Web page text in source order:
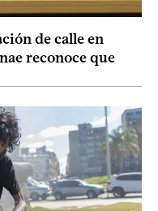
de calle en
reconoce que